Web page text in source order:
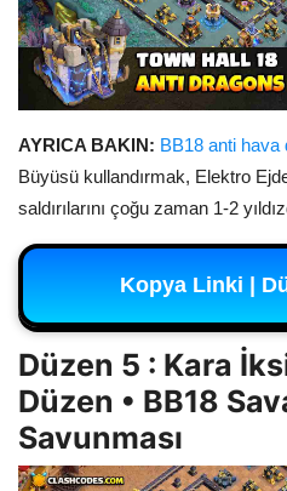
AYRICA BAKIN: BB18 anti hava
Büyüsü kullandırmak, Elektro
saldırılarını çoğu zaman 1-2
Kopya Linki |
Düzen 5 : Kara
Düzen • BB18
Savunması